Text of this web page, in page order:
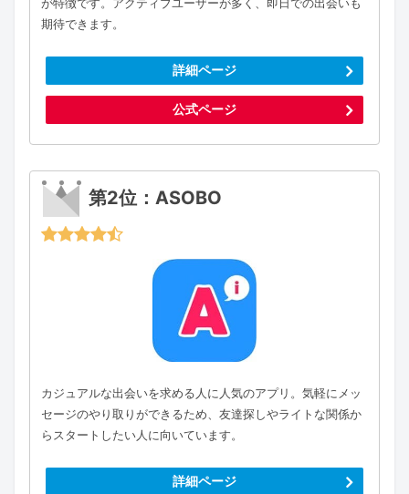
が特徴です。アクティブユーザーが多く、即日での出会いも
期待できます。
詳細ページ
公式ページ
第2位：ASOBO
カジュアルな出会いを求める人に人気のアプリ。気軽にメッ
セージのやり取りができるため、友達探しやライトな関係か
らスタートしたい人に向いています。
詳細ページ